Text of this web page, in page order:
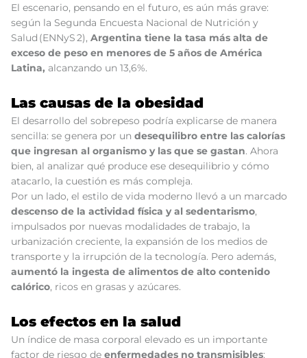
El escenario, pensando en el futuro, es aún más grave:
según la Segunda Encuesta Nacional de Nutrición y
Salud (ENNyS 2), Argentina tiene la tasa más alta de
exceso de peso en menores de 5 años de América
Latina, alcanzando un 13,6%.
Las causas de la obesidad
El desarrollo del sobrepeso podría explicarse de manera
sencilla: se genera por un desequilibro entre las calorías
que ingresan al organismo y las que se gastan. Ahora
bien, al analizar qué produce ese desequilibrio y cómo
atacarlo, la cuestión es más compleja.
Por un lado, el estilo de vida moderno llevó a un marcado
descenso de la actividad física y al sedentarismo,
impulsados por nuevas modalidades de trabajo, la
urbanización creciente, la expansión de los medios de
transporte y la irrupción de la tecnología. Pero además,
aumentó la ingesta de alimentos de alto contenido
calórico, ricos en grasas y azúcares.
Los efectos en la salud
Un índice de masa corporal elevado es un importante
factor de riesgo de enfermedades no transmisibles: